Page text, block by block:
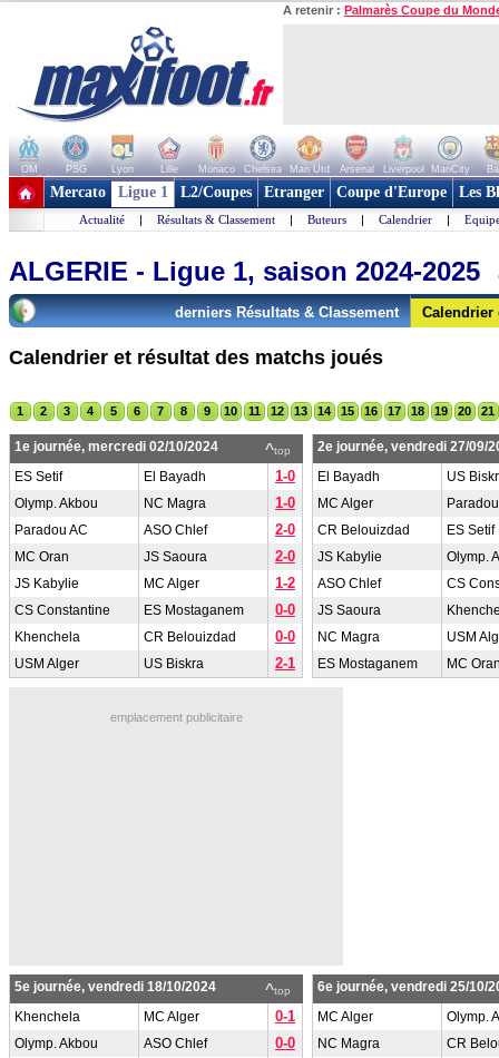
A retenir : Palmarès Coupe du
OM PSG Lyon Lille Monaco Chelsea Man Utd Arsenal Liverpool ManCity
+ de clubs
Mercato Ligue 1 L2/Coupes Etranger Coupe d'Europe Les
Actualité | Résultats & Classement | Buteurs | Calendrier |
ALGERIE - Ligue 1, saison 2024-2025
derniers Résultats & Classement Calendrier
Calendrier et résultat des matchs joués
1 2 3 4 5 6 7 8 9 10 11 12 13 14 15 16 17 18 19 20 21
^top
1e journée, mercredi 02/10/2024
ES Setif
El Bayadh 1-0
Olymp. Akbou NC Magra 1-0
Paradou AC ASO Chlef 2-0
MC Oran JS Saoura 2-0
JS Kabylie MC Alger 1-2
CS Constantine ES Mostaganem 0-0
Khenchela CR Belouizdad 0-0
USM Alger US Biskra 2-1
2e journée, vendredi 27/09/
El Bayadh
US
MC Alger
CR Belouizdad
ES Setif
JS Kabylie
Olymp.
ASO Chlef
CS
JS Saoura
NC Magra
USM
ES Mostaganem
MC
emplacement publicitaire
^top
5e journée, vendredi 18/10/2024
Khenchela
MC Alger 0-1
Olymp. Akbou ASO Chlef 0-0
6e journée, vendredi 25/10/
MC Alger
Olymp.
NC Magra
CR